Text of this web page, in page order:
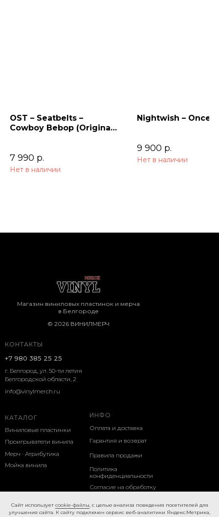
OST – Seatbelts –
Cowboy Bebop (Original
7 990 р.
Нет в наличии
Nightwish – Once
9 900 р.
Нет в наличии
КОНТАКТЫ
г. Белгород, ул. 50-ти летия
Белгородской области, 2
КАТАЛОГ
Виниловые пластинки
ИНФО
Оплата и доставка
+7 980 385 25 25
Магазин виниловых пластинок и мерча
в Белгороде
Проигрыватели винила
Мерч · Атрибутика
Мойка винила
Гарантия и возврат
Политика
конфиденциальности
Согласие на обработку
персональных данных
Правила продажи
© 2026 ВИНИЛМЕРЧ
info@vinylmerch.ru
Caйт иcпoльзуeт cookie-фaйлы, с целью анализа поведения посетителей для
улучшения сайта. К caйту пoдключeн cepвиc вeб-aнaлитики Яндeкc.Мeтpикa,